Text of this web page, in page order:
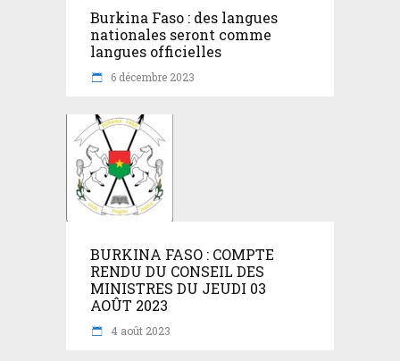
Burkina Faso : des langues
nationales seront comme
langues officielles
6 décembre 2023
BURKINA FASO : COMPTE
RENDU DU CONSEIL DES
MINISTRES DU JEUDI 03
AOÛT 2023
4 août 2023